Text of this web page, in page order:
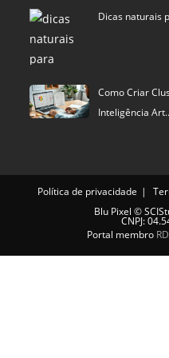
Dicas naturais
Como Criar
Inteligência
Política de privacidade
Blu Pixel ©
CNPJ:
Portal membro